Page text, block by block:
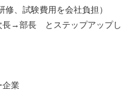
修、試験費用を会社負担）
→部長 とステップアップし
企業